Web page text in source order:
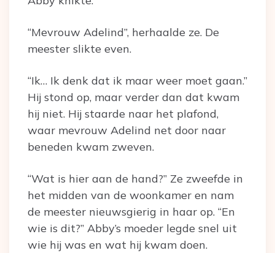
“Mevrouw Adelind”, herhaalde ze. De
meester slikte even.
“Ik… Ik denk dat ik maar weer moet gaan.”
Hij stond op, maar verder dan dat kwam
hij niet. Hij staarde naar het plafond,
waar mevrouw Adelind net door naar
beneden kwam zweven.
“Wat is hier aan de hand?” Ze zweefde in
het midden van de woonkamer en nam
de meester nieuwsgierig in haar op. “En
wie is dit?” Abby’s moeder legde snel uit
wie hij was en wat hij kwam doen.